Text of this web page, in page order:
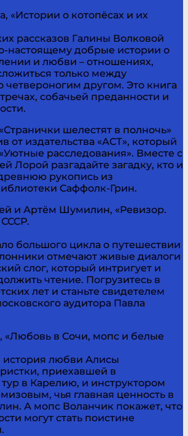
«Истории о котопёсах и их
рассказов Галины Волковой
настоящему добрые истории о
и любви – отношениях,
только между
четвероногим другом. Это книга
собачьей преданности и
шелестят в полночь»
от издательства «АСТ», который
расследования». Вместе с
Лорой разгадайте загадку, кто и
рукопись из
Саффолк-Грин.
и Артём Шумилин, «Ревизор.
большого цикла о путешествии
отмечают живые диалоги
слог, который интригует и
чтение. Погрузитесь в
лет и станьте свидетелем
аудитора Павла
«Любовь в Сочи, мопс и белые
любви Алисы
приехавшей в
в Карелию, и инструктором
чья главная ценность в
А мопс Воланчик покажет, что
могут стать поистине